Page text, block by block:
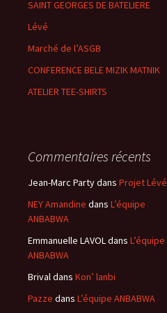
SAINT GEORGES DE BATELIERE
Lévé
Marché de l’ASGB
CONFERENCE BELE MIZIK MATNIK
ATELIER TEE-SHIRTS
Commentaires récents
Jean-Marc Partydans Projet Lévé
NEY Amandine dans L’équipe
ANBABWA
Emmanuelle LAVOLdans L’équipe
ANBABWA
Brivaldans Kon’ lanbi
Pazze dans L’équipe ANBABWA